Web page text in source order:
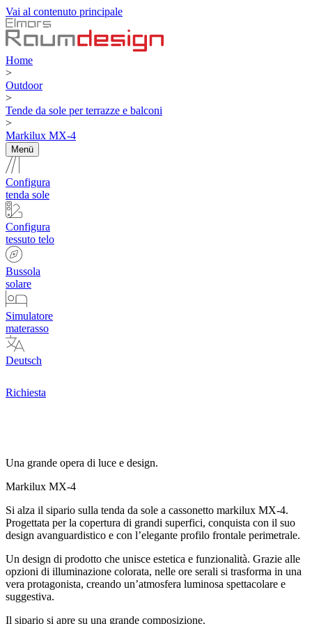
Vai al contenuto principale
Home
>
Outdoor
>
Tende da sole per terrazze e balconi
>
Markilux MX-4
Menü
Configura
tenda sole
Configura
tessuto telo
Bussola
solare
Simulatore
materasso
Deutsch
Richiesta
Una grande opera di luce e design.
Markilux MX-4
Si alza il sipario sulla tenda da sole a cassonetto markilux MX-4.
Progettata per la copertura di grandi superfici, conquista con il suo
design avanguardistico e con l’elegante profilo frontale perimetrale.
Un design di prodotto che unisce estetica e funzionalità. Grazie alle
opzioni di illuminazione colorata, nelle ore serali si trasforma in una
vera protagonista, creando un’atmosfera luminosa spettacolare e
suggestiva.
Il sipario si apre su una grande composizione.